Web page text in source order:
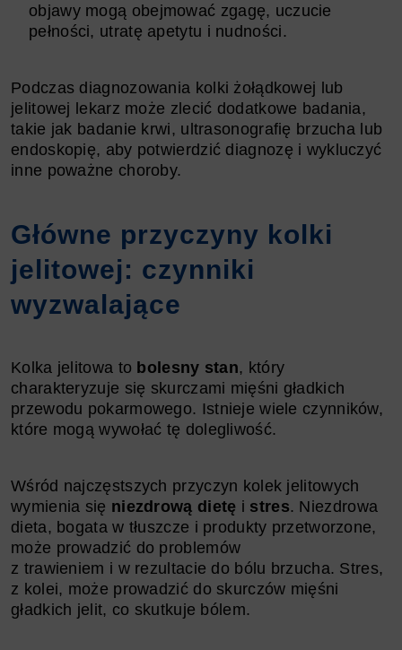
objawy mogą obejmować zgagę, uczucie
pełności, utratę apetytu i nudności.
Podczas diagnozowania kolki żołądkowej lub
jelitowej lekarz może zlecić dodatkowe badania,
takie jak badanie krwi, ultrasonografię brzucha lub
endoskopię, aby potwierdzić diagnozę i wykluczyć
inne poważne choroby.
Główne przyczyny kolki
jelitowej: czynniki
wyzwalające
Kolka jelitowa to bolesny stan, który
charakteryzuje się skurczami mięśni gładkich
przewodu pokarmowego. Istnieje wiele czynników,
które mogą wywołać tę dolegliwość.
Wśród najczęstszych przyczyn kolek jelitowych
wymienia się niezdrową dietę i stres. Niezdrowa
dieta, bogata w tłuszcze i produkty przetworzone,
może prowadzić do problemów
z trawieniem i w rezultacie do bólu brzucha. Stres,
z kolei, może prowadzić do skurczów mięśni
gładkich jelit, co skutkuje bólem.